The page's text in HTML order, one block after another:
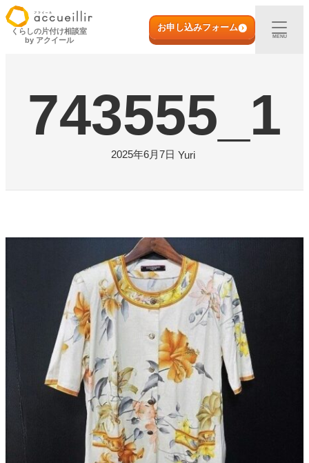
内
容
初めての方へ
宅配買取
店頭買取
ご利用実例
店舗一覧
よくある質問
お問い合わせ
0120-29-5302
受付時間9:00〜18:00（年中無休※年末年始は除く）
お申し込みフォーム
くらしの片付け相談室
by アクイール
お申し込みフォーム
MENU
743555_1
2025年6月7日 Yuri